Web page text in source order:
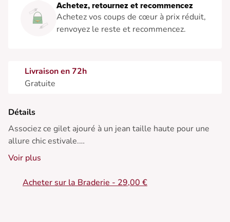
Achetez, retournez et recommencez
Achetez vos coups de cœur à prix réduit,
renvoyez le reste et recommencez.
Livraison en 72h
Gratuite
Détails
Associez ce gilet ajouré à un jean taille haute pour une
allure chic estivale.
• Gilet ajouré
• Coupe sans manches
Voir plus
Acheter sur la Braderie - 29,00 €